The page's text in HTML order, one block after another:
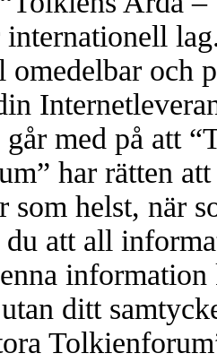
omedelbar och
går med på att
har rätten
som helst, när
du att all
ditt